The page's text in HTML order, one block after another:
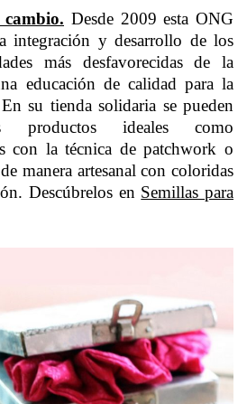
Desde 2009 esta ONG
integración y desarrollo de los
más desfavorecidas de la
educación de calidad para la
su tienda solidaria se pueden
productos ideales como
con la técnica de patchwork o
manera artesanal con coloridas
Descúbrelos en Semillas para